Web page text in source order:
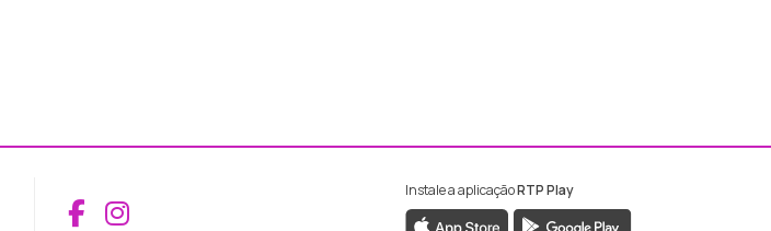
Aceder ao Facebook da RTP Madeira
Aceder ao Instagram da RTP Madeira
Instale a aplicaçãoRTP Play